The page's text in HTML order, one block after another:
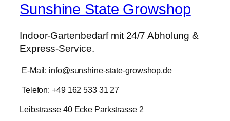
Sunshine State Growshop
Indoor-Gartenbedarf mit 24/7 Abholung &
Express-Service.
E-Mail: info@sunshine-state-growshop.de
Telefon: +49 162 533 31 27
Leibstrasse 40 Ecke Parkstrasse 2